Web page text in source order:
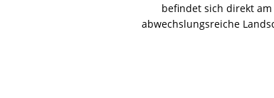
befindet sich direkt
abwechslungsreiche